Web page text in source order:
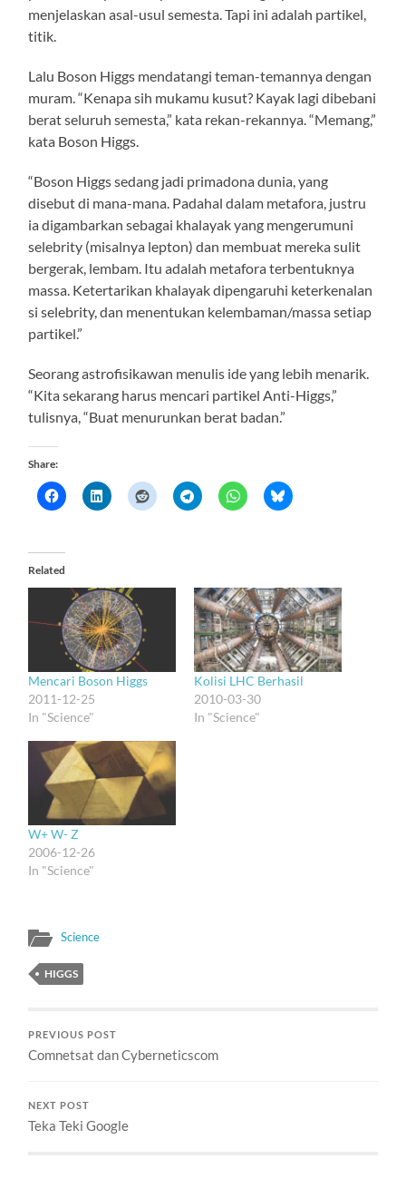
menjelaskan asal-usul semesta. Tapi ini adalah partikel,
titik.
Lalu Boson Higgs mendatangi teman-temannya dengan
muram. “Kenapa sih mukamu kusut? Kayak lagi dibebani
berat seluruh semesta,” kata rekan-rekannya. “Memang,”
kata Boson Higgs.
“Boson Higgs sedang jadi primadona dunia, yang
disebut di mana-mana. Padahal dalam metafora, justru
ia digambarkan sebagai khalayak yang mengerumuni
selebrity (misalnya lepton) dan membuat mereka sulit
bergerak, lembam. Itu adalah metafora terbentuknya
massa. Ketertarikan khalayak dipengaruhi keterkenalan
si selebrity, dan menentukan kelembaman/massa setiap
partikel.”
Seorang astrofisikawan menulis ide yang lebih menarik.
“Kita sekarang harus mencari partikel Anti-Higgs,”
tulisnya, “Buat menurunkan berat badan.”
Share:
Related
Mencari Boson Higgs
2011-12-25
In "Science"
Kolisi LHC Berhasil
2010-03-30
In "Science"
W+ W- Z
2006-12-26
In "Science"
Science
HIGGS
PREVIOUS POST
Comnetsat dan Cyberneticscom
NEXT POST
Teka Teki Google